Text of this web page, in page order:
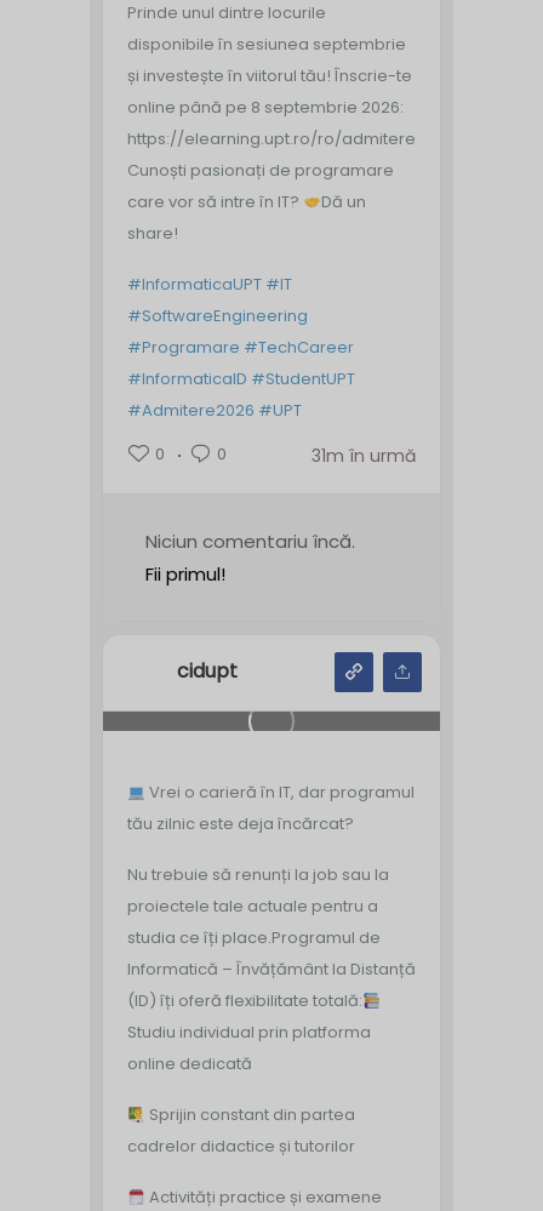
Prinde unul dintre locurile
disponibile în sesiunea septembrie
și investește în viitorul tău! Înscrie-te
online până pe 8 septembrie 2026:
https://elearning.upt.ro/ro/admitere/
Cunoști pasionați de programare
care vor să intre în IT?
Dă un
share!
#InformaticaUPT #IT
#SoftwareEngineering
#Programare #TechCareer
#InformaticaID #StudentUPT
#Admitere2026 #UPT
0
0 31m în urmă
Niciun comentariu încă.
Fii primul!
cidupt
Vrei o carieră în IT, dar programul
tău zilnic este deja încărcat?
Nu trebuie să renunți la job sau la
proiectele tale actuale pentru a
studia ce îți place.Programul de
Informatică – Învățământ la Distanță
(ID) îți oferă flexibilitate totală:
Studiu individual prin platforma
online dedicată
Sprijin constant din partea
cadrelor didactice și tutorilor
Activități practice și examene